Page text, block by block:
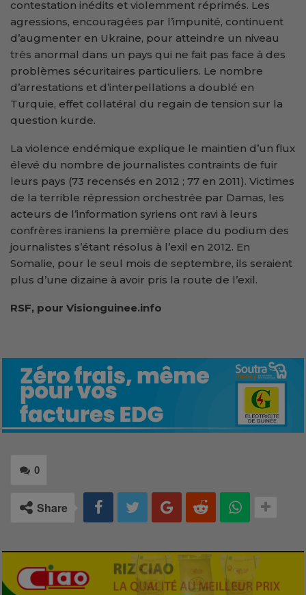
contestation inédits et violemment réprimés. Les
agressions, encouragées par l’impunité, continuent
d’augmenter en Ukraine, pour atteindre un niveau
très anormal dans un pays qui ne fait pas face à des
problèmes sécuritaires particuliers. Le nombre
d’arrestations et d’interpellations a doublé en
Turquie, effet collatéral du regain de tension sur la
question kurde.
La violence endémique explique le maintien d’un flux
élevé du nombre de journalistes contraints de fuir
leurs pays (73 recensés en 2012 ; 77 en 2011). Victimes
de la terrible répression orchestrée par Damas, les
acteurs de l’information syriens ont ravi à leurs
confrères iraniens la première place du podium des
journalistes s’étant résolus à l’exil en 2012. En
Somalie, pour le seul mois de septembre, ils seraient
plus d’une dizaine à avoir pris la route de l’exil.
RSF, pour Visionguinee.info
0
Share